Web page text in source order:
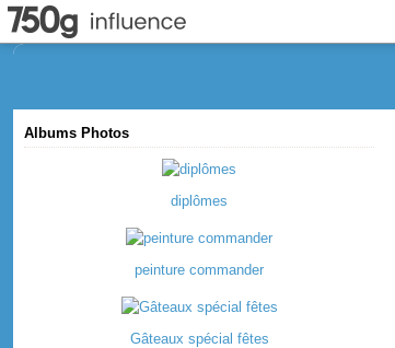
Albums Photos
diplômes
peinture commander
Gâteaux spécial fêtes